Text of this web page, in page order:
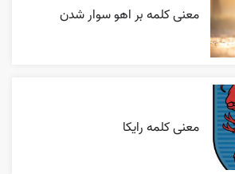
معنی کلمه بر اهو سوار شدن
معنی کلمه رایکا